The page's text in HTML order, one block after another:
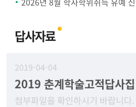
답사자료
2019-04-04
2019 춘계학술고적답사집
첨부파일을 확인하시기 바랍니다.